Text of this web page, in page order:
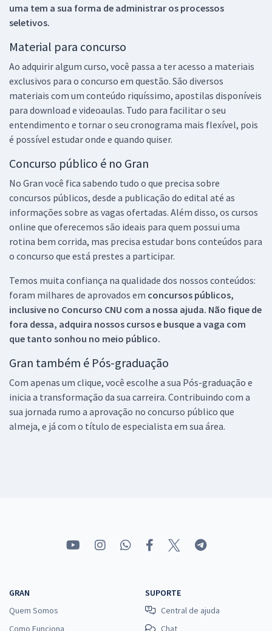
uma tem a sua forma de administrar os processos
seletivos.
Material para concurso
Ao adquirir algum curso, você passa a ter acesso a materiais
exclusivos para o concurso em questão. São diversos
materiais com um conteúdo riquíssimo, apostilas disponíveis
para download e videoaulas. Tudo para facilitar o seu
entendimento e tornar o seu cronograma mais flexível, pois
é possível estudar onde e quando quiser.
Concurso público é no Gran
No Gran você fica sabendo tudo o que precisa sobre
concursos públicos, desde a publicação do edital até as
informações sobre as vagas ofertadas. Além disso, os cursos
online que oferecemos são ideais para quem possui uma
rotina bem corrida, mas precisa estudar bons conteúdos para
o concurso que está prestes a participar.
Temos muita confiança na qualidade dos nossos conteúdos:
foram milhares de aprovados em concursos públicos,
inclusive no Concurso CNU com a nossa ajuda. Não fique de
fora dessa, adquira nossos cursos e busque a vaga com
que tanto sonhou no meio público.
Gran também é Pós-graduação
Com apenas um clique, você escolhe a sua Pós-graduação e
inicia a transformação da sua carreira. Contribuindo com a
sua jornada rumo a aprovação no concurso público que
almeja, e já com o título de especialista em sua área.
GRAN
Quem Somos
Como Funciona
SUPORTE
Central de ajuda
Chat